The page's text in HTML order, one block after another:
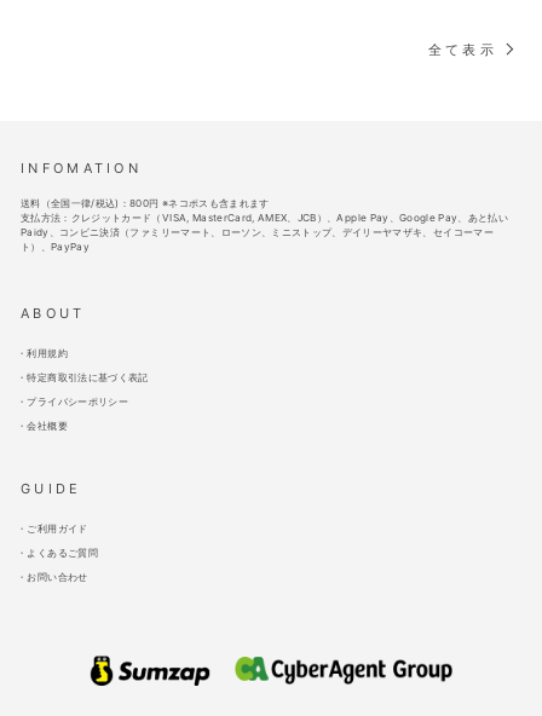
全て表示
ABOUT
利用規約
特定商取引法に基づく表記
プライバシーポリシー
会社概要
GUIDE
ご利用ガイド
よくあるご質問
お問い合わせ
INFOMATION
送料（全国一律/税込)：800円 ※ネコポスも含まれます
支払方法：クレジットカード（VISA, MasterCard, AMEX、JCB）、Apple Pay、Google Pay、あと払い
Paidy、コンビニ決済（ファミリーマート、ローソン、ミニストップ、デイリーヤマザキ、セイコーマー
ト）、PayPay